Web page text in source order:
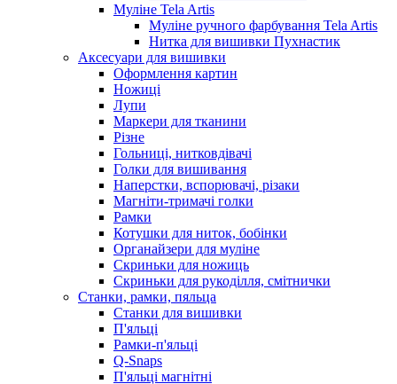
Муліне Tela Artis
Муліне ручного фарбування Tela Artis
Нитка для вишивки Пухнастик
Аксесуари для вишивки
Оформлення картин
Ножиці
Лупи
Маркери для тканини
Різне
Гольниці, нитковдівачі
Голки для вишивання
Наперстки, вспорювачі, різаки
Магніти-тримачі голки
Рамки
Котушки для ниток, бобінки
Органайзери для муліне
Скриньки для ножиць
Скриньки для рукоділля, смітнички
Станки, рамки, пяльца
Станки для вишивки
П'яльці
Рамки-п'яльці
Q-Snaps
П'яльці магнітні